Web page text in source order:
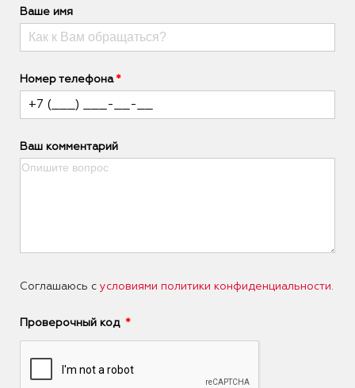
Ваше имя
Номер телефона
Ваш комментарий
Соглашаюсь с условиями политики конфиденциальности
Проверочный код